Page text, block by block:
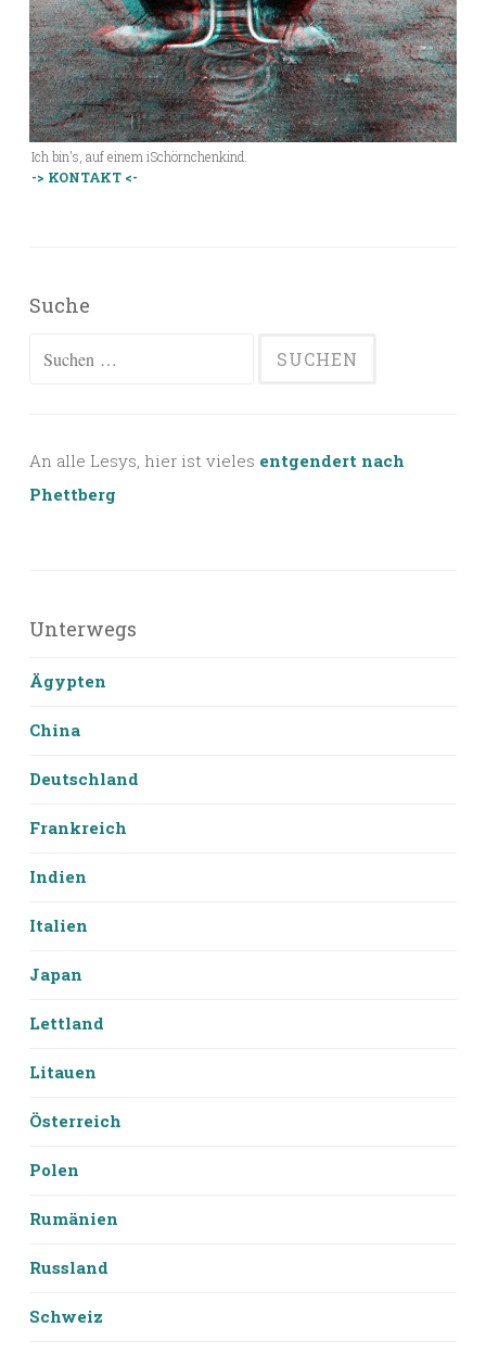
Ich bin's, auf einem iSchörnchenkind.
-> KONTAKT <-
Suche
Suchen
An alle Lesys, hier ist vieles entgendert nach
Phettberg
Unterwegs
Ägypten
China
Deutschland
Frankreich
Indien
Italien
Japan
Lettland
Litauen
Österreich
Polen
Rumänien
Russland
Schweiz